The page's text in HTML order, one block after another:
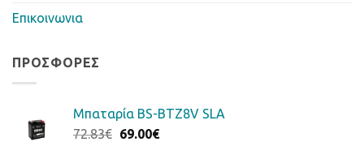
Επικοινωνια
ΠΡΟΣΦΟΡΈΣ
Μπαταρία BS-BTZ8V SLA
72.83€ Original
69.00€Η